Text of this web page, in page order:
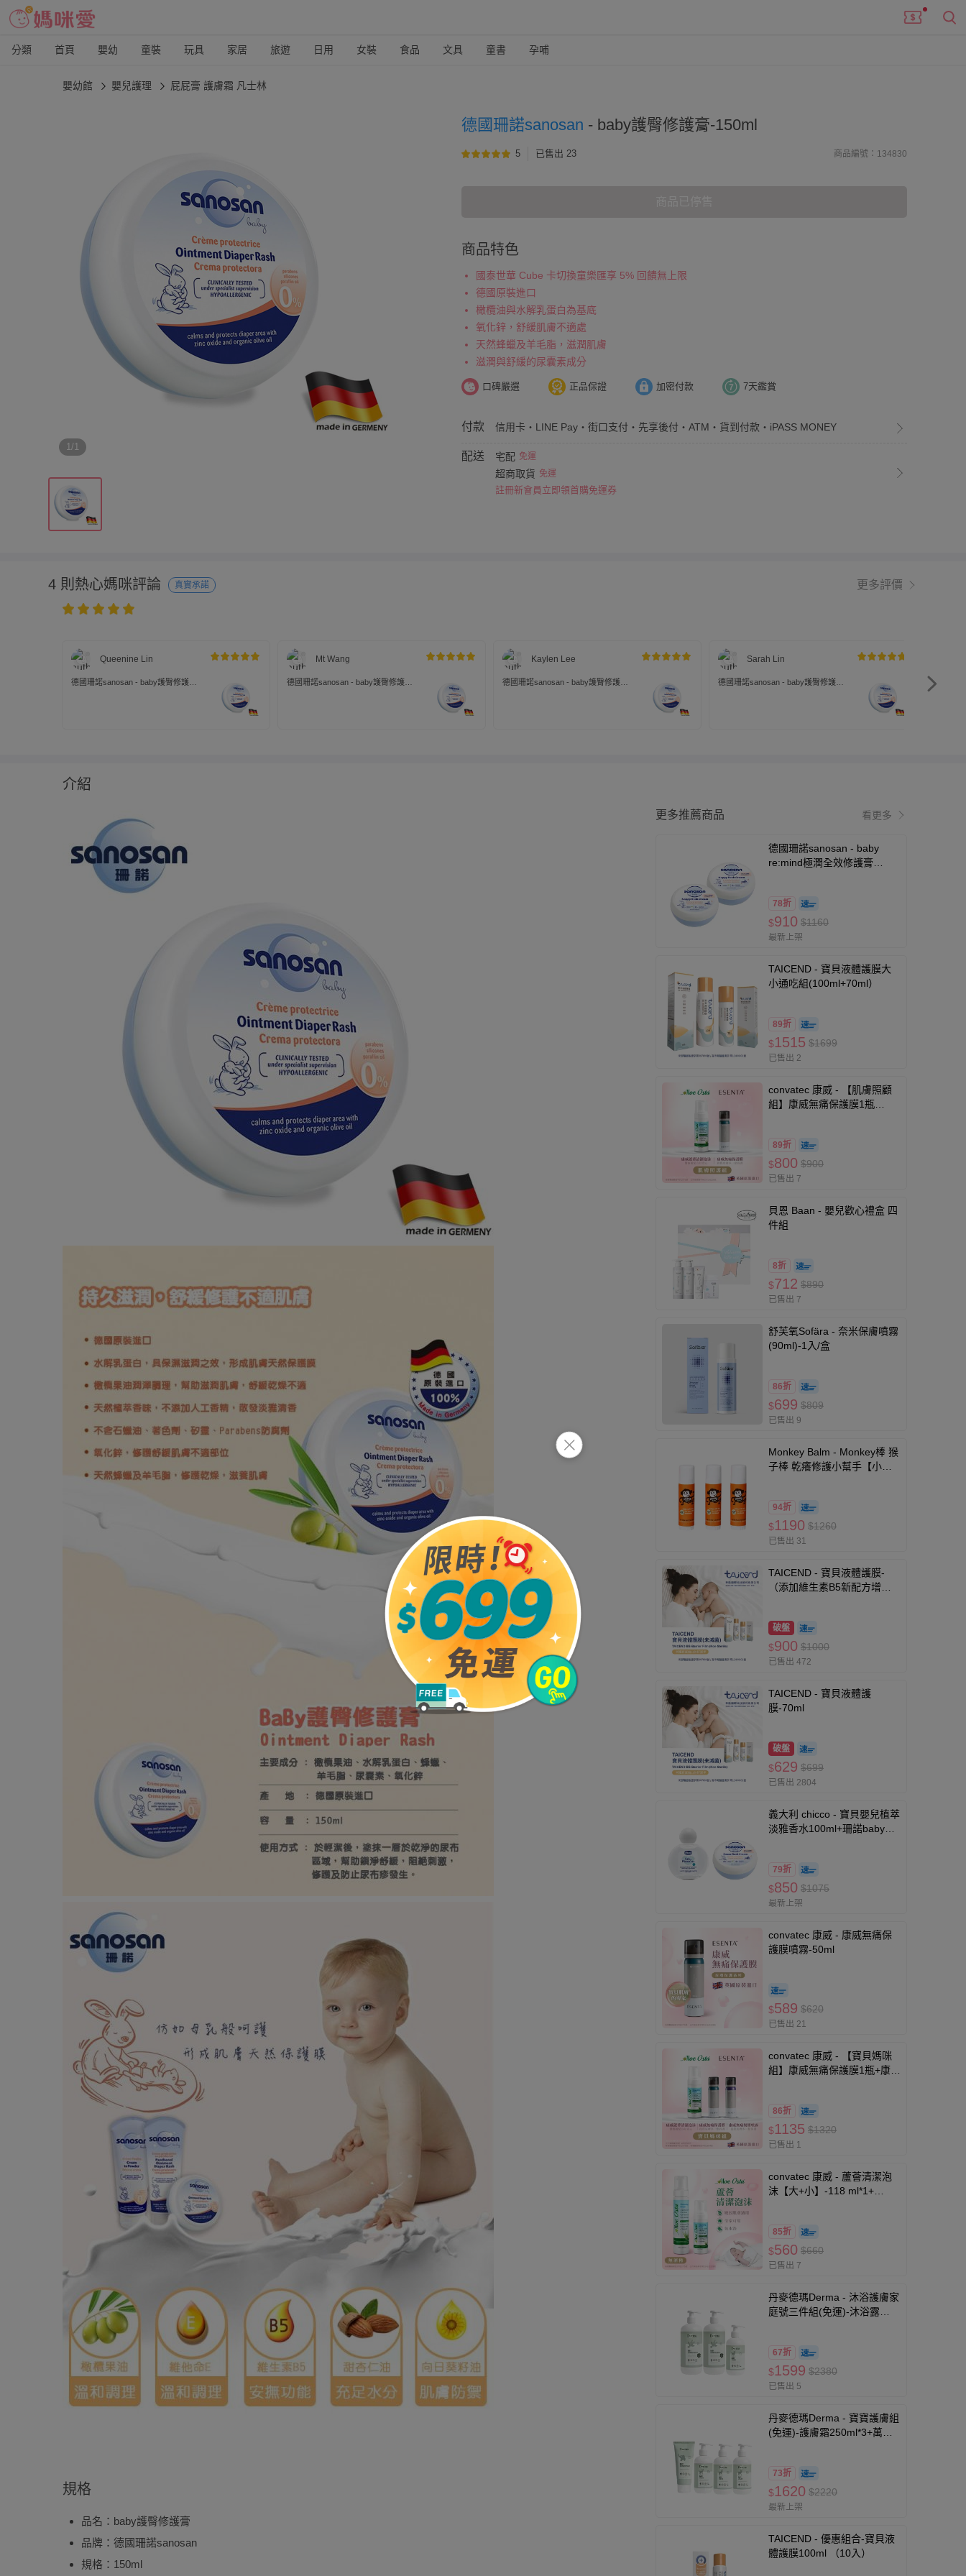
分類 首頁 嬰幼 童裝 玩具 家居 旅遊 日用 女裝 食品 文具 童書 孕哺
嬰幼館 嬰兒護理 屁屁膏 護膚霜 凡士林
1/1
德國珊諾sanosan - baby護臀修護膏-150ml
5 已售出 23 商品編號：134830
商品特色
國泰世華 Cube 卡切換童樂匯享 5% 回饋無上限
德國原裝進口
橄欖油與水解乳蛋白為基底
氧化鋅，舒緩肌膚不適處
天然蜂蠟及羊毛脂，滋潤肌膚
滋潤與舒緩的尿囊素成分
口碑嚴選 正品保證 加密付款 7天鑑賞
付款 信用卡・LINE Pay・街口支付・先享後付・ATM・貨到付款・iPASS MONEY
配送 宅配 免運
超商取貨 免運
註冊新會員立即領首購免運券
4 則熱心媽咪評論 真實承諾 更多評價
Queenine Lin
德國珊諾sanosan - baby護臀修護
Mt Wang
德國珊諾sanosan - baby護臀修護
Kaylen Lee
德國珊諾sanosan - baby護臀修護
Sarah Lin
德國珊諾sanosan - baby護臀修護
介紹
規格
品名：baby護臀修護膏
品牌：德國珊諾sanosan
規格：150ml
更多推薦商品 看更多
德國珊諾sanosan - baby
re:mind極潤全效修護膏
78折
$910 $1160
最新上架
TAICEND - 寶貝液體護膜大
小通吃組(100ml+70ml）
89折
$1515 $1699
已售出 2
convatec 康威 - 【肌膚照顧
組】康威無痛保護膜1瓶
89折
$800 $900
已售出 7
貝恩 Baan - 嬰兒歡心禮盒 四
件組
8折
$712 $890
已售出 7
舒芙氧Sofära - 奈米保膚噴霧
(90ml)-1入/盒
86折
$699 $809
已售出 9
Monkey Balm - Monkey棒 猴
子棒 乾癢修護小幫手【小
94折
$1190 $1260
已售出 31
TAICEND - 寶貝液體護膜-
（添加維生素B5新配方增量
破盤
$900 $1000
已售出 472
TAICEND - 寶貝液體護
膜-70ml
破盤
$629 $699
已售出 2804
義大利 chicco - 寶貝嬰兒植萃
淡雅香水100ml+珊諾baby
79折
$850 $1075
最新上架
convatec 康威 - 康威無痛保
護膜噴霧-50ml
$589 $620
已售出 21
convatec 康威 - 【寶貝媽咪
組】康威無痛保護膜1瓶+康威
86折
$1135 $1320
已售出 1
convatec 康威 - 蘆薈清潔泡
沫【大+小】-118 ml*1+
85折
$560 $660
已售出 7
丹麥德瑪Derma - 沐浴護膚家
庭號三件組(免運)-沐浴露
67折
$1599 $2380
已售出 5
丹麥德瑪Derma - 寶寶護膚組
(免運)-護膚霜250ml*3+萬用
73折
$1620 $2220
最新上架
TAICEND - 優惠組合-寶貝液
體護膜100ml （10入）